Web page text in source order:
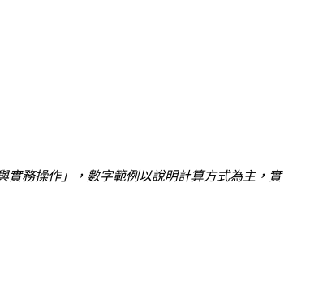
務操作」，數字範例以說明計算方式為主，實